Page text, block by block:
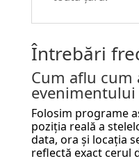
Întrebări
Cum aflu cum
evenimentului
Folosim programe
poziția reală a
data, ora și locația
reflectă exact cerul